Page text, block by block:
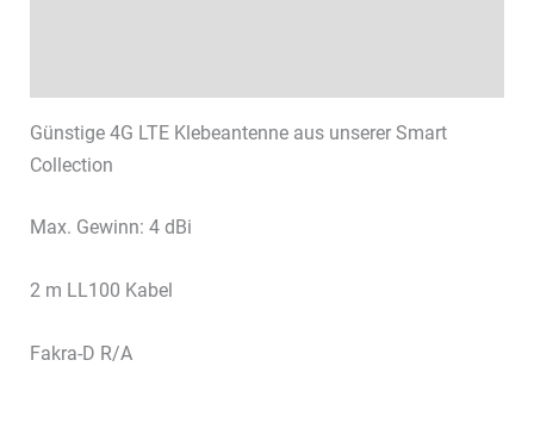
Günstige 4G LTE Klebeantenne aus unserer Smart
Collection
Max. Gewinn: 4 dBi
2 m LL100 Kabel
Fakra-D R/A